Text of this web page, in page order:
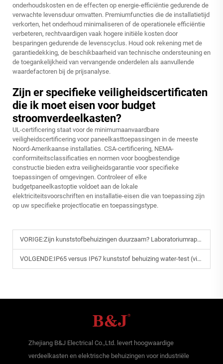
onderhoudskosten en de effecten op energie-efficiëntie gedurende de
verwachte levensduur omvatten. Premiumfuncties die de installatietijd
verkorten, het onderhoud minimaliseren of de operationele efficiëntie
verbeteren, rechtvaardigen vaak hogere initiële kosten door
besparingen gedurende de levenscyclus. Houd ook rekening met de
garantiedekking, de beschikbaarheid van technische ondersteuning en
de toegankelijkheid van vervangende onderdelen als aanvullende
waardefactoren bij de prijsanalyse.
Zijn er specifieke veiligheidscertificaten
die ik moet eisen voor budget
stroomverdeelkasten?
UL-certificering staat voor de minimumaanvaardbare
veiligheidscertificering voor paneelkasttoepassingen in de meeste
Noord-Amerikaanse installaties. CSA-certificering, NEMA-
conformiteitsclassificaties en normen voor boogbestendige
constructie bieden extra veiligheidsgarantie voor specifieke
toepassingen of omgevingen. Controleer of elke
budgetpaneelkastoptie voldoet aan de lokale
elektriciteitsvoorschriften en installatie-eisen die van toepassing zijn
op uw specifieke projectlocatie en toepassingstype.
VORIGE:Zijn kunststofbehuizingen duurzaam? Laboratoriumrapport over nieuwe materialen 2025
VOLGENDE:IP65 versus IP67 kunststof behuizing water-test (video inbegrepen)
Zhejiang B&J Electrical Co.,Ltd. levert hoogwaardige
verdeelkasten en elektrische behuizingen voor industriële